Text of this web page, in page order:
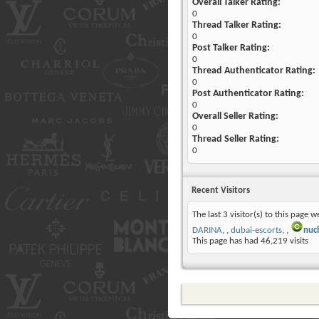
Overall Talker Rating:
0
Thread Talker Rating:
0
Post Talker Rating:
0
Thread Authenticator Rating:
0
Post Authenticator Rating:
0
Overall Seller Rating:
0
Thread Seller Rating:
0
Recent Visitors
The last 3 visitor(s) to this page
DARINA, dubai-escorts,
This page has had 46,219visits